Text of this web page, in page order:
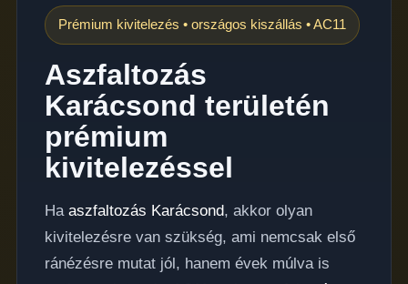
Prémium kivitelezés • országos kiszállás • AC11
Aszfaltozás
Karácsond területén
prémium
kivitelezéssel
Ha aszfaltozás Karácsond, akkor olyan
kivitelezésre van szükség, ami nemcsak első
ránézésre mutat jól, hanem évek múlva is